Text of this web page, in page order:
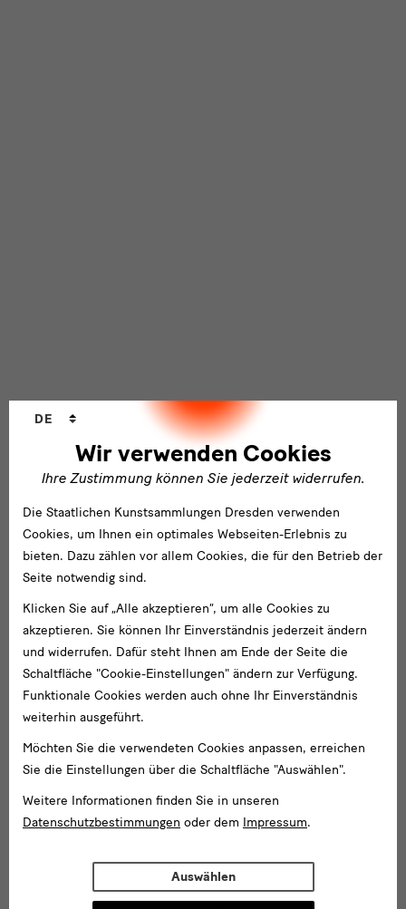
Wir verwenden Cookies
Ihre Zustimmung können Sie jederzeit widerrufen.
DE
Die Staatlichen Kunstsammlungen Dresden verwenden
Cookies, um Ihnen ein optimales Webseiten-Erlebnis zu
bieten. Dazu zählen vor allem Cookies, die für den Betrieb der
Seite notwendig sind.
Klicken Sie auf „Alle akzeptieren“, um alle Cookies zu
akzeptieren. Sie können Ihr Einverständnis jederzeit ändern
und widerrufen. Dafür steht Ihnen am Ende der Seite die
Schaltfläche "Cookie-Einstellungen" ändern zur Verfügung.
Funktionale Cookies werden auch ohne Ihr Einverständnis
weiterhin ausgeführt.
Möchten Sie die verwendeten Cookies anpassen, erreichen
Sie die Einstellungen über die Schaltfläche "Auswählen".
Weitere Informationen finden Sie in unseren
Datenschutzbestimmungen oder dem Impressum.
Auswählen